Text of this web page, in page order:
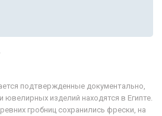
подтвержденные документально,
ювелирных изделий находятся в Египте.
гробниц сохранились фрески, на